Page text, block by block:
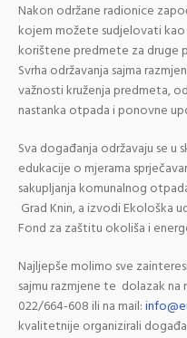
Nakon održane radionice
kojem možete sudjelovati
korištene predmete za druge
Svrha održavanja sajma
važnosti kruženja predmeta,
nastanka otpada i ponovne
Sva događanja održavaju se u
edukacije o mjerama
sakupljanja komunalnog
Grad Knin, a izvodi Ekološka
Fond za zaštitu okoliša i
Najljepše molimo sve
sajmu razmjene te dolazak
022/664-608 ili na mail:
kvalitetnije organizirali